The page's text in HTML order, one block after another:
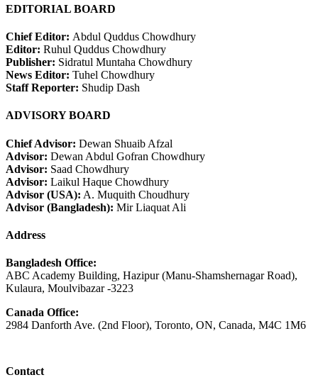
EDITORIAL BOARD
Chief Editor: Abdul Quddus Chowdhury
Editor: Ruhul Quddus Chowdhury
Publisher: Sidratul Muntaha Chowdhury
News Editor: Tuhel Chowdhury
Staff Reporter: Shudip Dash
ADVISORY BOARD
Chief Advisor: Dewan Shuaib Afzal
Advisor: Dewan Abdul Gofran Chowdhury
Advisor: Saad Chowdhury
Advisor: Laikul Haque Chowdhury
Advisor (USA): A. Muquith Choudhury
Advisor (Bangladesh): Mir Liaquat Ali
Address
Bangladesh Office:
ABC Academy Building, Hazipur (Manu-Shamshernagar Road),
Kulaura, Moulvibazar -3223
Canada Office:
2984 Danforth Ave. (2nd Floor), Toronto, ON, Canada, M4C 1M6
Contact